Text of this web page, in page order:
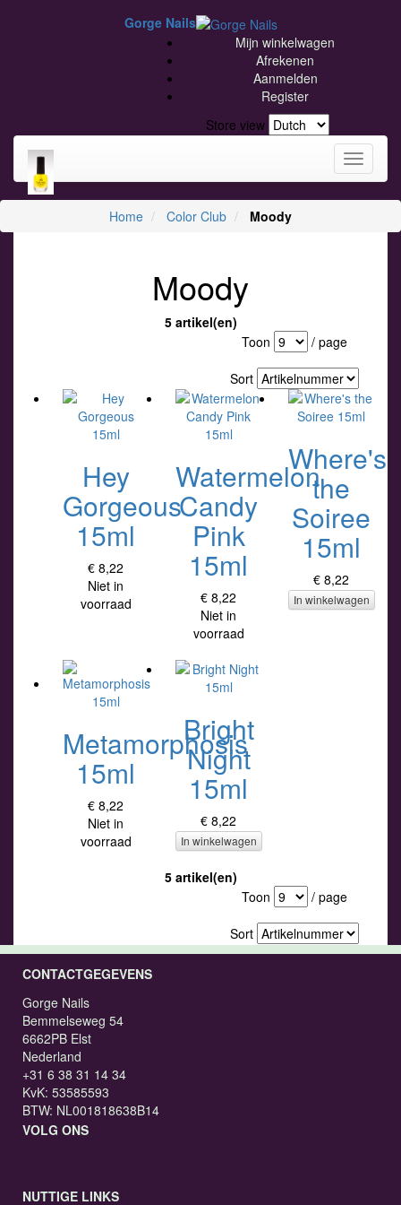
Gorge Nails
Mijn winkelwagen
Afrekenen
Aanmelden
Register
Store view
Toggle
Home Color Club Moody
Moody
5 artikel(en)
Toon
/ page
Sort
Hey
Gorgeous
15ml
€ 8,22
Niet in
voorraad
Watermelon
Candy
Pink
15ml
€ 8,22
Niet in
voorraad
Where's
the
Soiree
15ml
€ 8,22
In winkelwagen
Metamorphosis
15ml
€ 8,22
Niet in
voorraad
Bright
Night
15ml
€ 8,22
In winkelwagen
5 artikel(en)
Toon
/ page
Sort
CONTACTGEGEVENS
Gorge Nails
Bemmelseweg 54
6662PB Elst
Nederland
+31 6 38 31 14 34
KvK: 53585593
BTW: NL001818638B14
VOLG ONS
NUTTIGE LINKS